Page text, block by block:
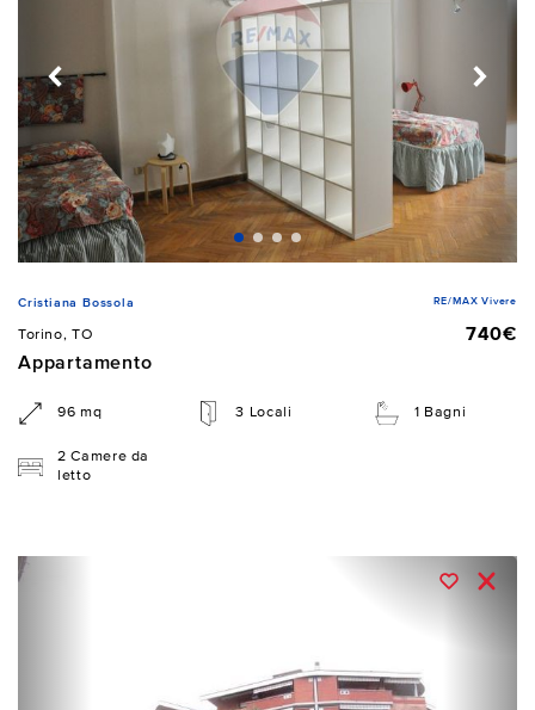
Cristiana Bossola RE/MAX Vivere
Torino, TO
740€
Appartamento
96 mq 3 Locali 1 Bagni
2 Camere da
letto